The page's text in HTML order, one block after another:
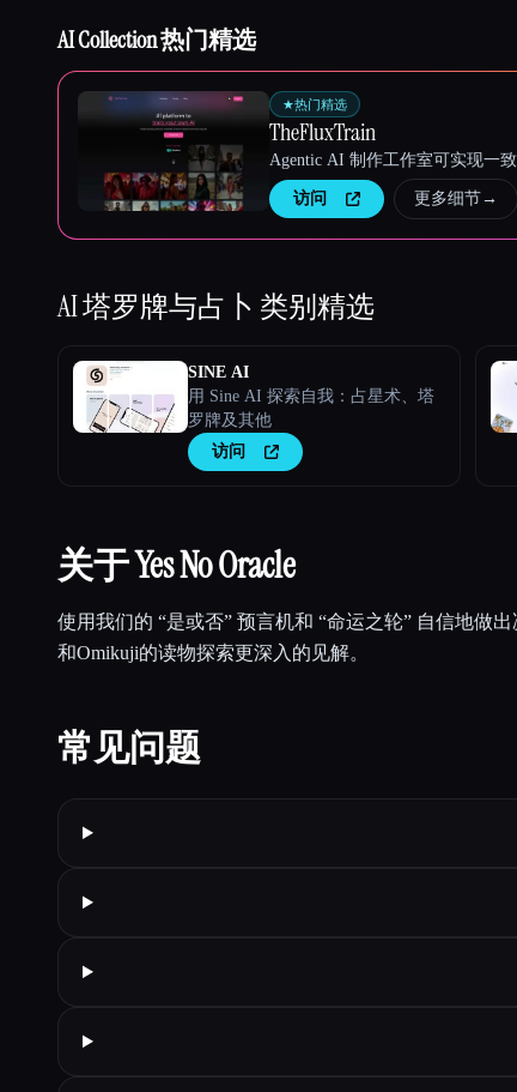
AI Collection 热门精选
★热门精选
TheFluxTrain
Agentic AI 制作工作室可实现一
访问 更多细节→
AI 塔罗牌与占卜 类别精选
SINE AI
用 Sine AI 探索自我：占星术、塔
罗牌及其他
访问
关于 Yes No Oracle
使用我们的 “是或否” 预言机和 “命运之轮” 自信地做
和Omikuji的读物探索更深入的见解。
常见问题